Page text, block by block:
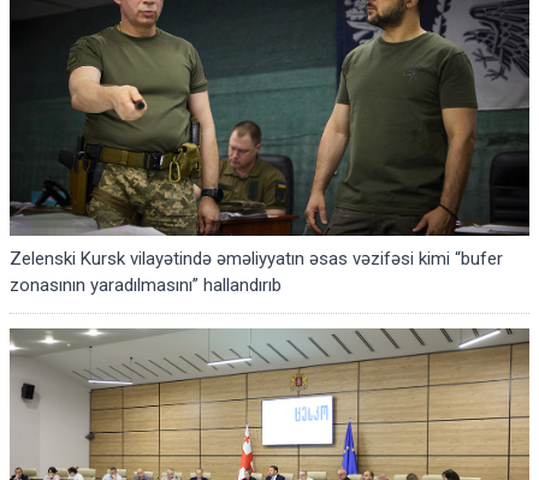
Zelenski Kursk vilayətində əməliyyatın əsas vəzifəsi kimi “bufer
zonasının yaradılmasını” hallandırıb